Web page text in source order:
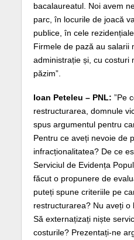
bacalaureatul. Noi avem
parc, în locurile de joacă
publice, în cele
Firmele de pază au salarii
administrație și, cu costuri
păzim”.
Ioan Peteleu – PNL: ”Pe
restructurarea, domnule
spus argumentul pentru
Pentru ce aveți nevoie de
infracționalitatea? De ce
Serviciul de Evidența
făcut o propunere de
puteți spune criteriile pe
restructurarea? Nu aveți o
Să externațizați niște
costurile? Prezentați-ne